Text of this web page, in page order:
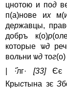
цнотою и под
п(а)нове их
державцы,
добръ к(о)р
которые ѡд
вольни ѡд тог
| ·҃лг· [33]Єє
Крыстына зє З